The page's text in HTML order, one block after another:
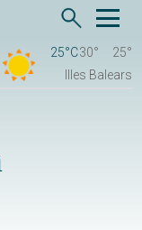
25°C30°
25°
Illes Balears